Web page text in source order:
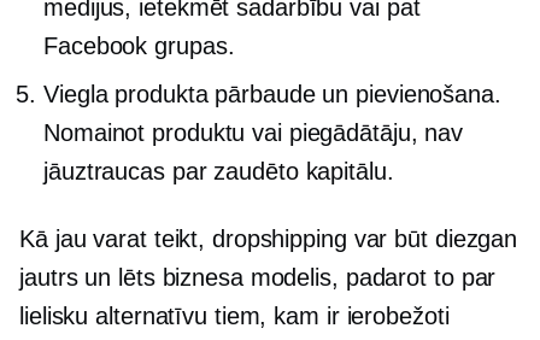
medijus, ietekmēt sadarbību vai pat
Facebook grupas.
Viegla produkta pārbaude un pievienošana.
Nomainot produktu vai piegādātāju, nav
jāuztraucas par zaudēto kapitālu.
Kā jau varat teikt, dropshipping var būt diezgan
jautrs un lēts biznesa modelis, padarot to par
lielisku alternatīvu tiem, kam ir ierobežoti